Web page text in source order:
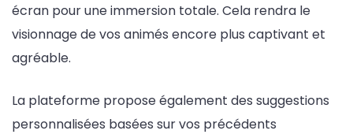
écran pour une immersion totale. Cela rendra le
visionnage de vos animés encore plus captivant et
agréable.
La plateforme propose également des suggestions
personnalisées basées sur vos précédents